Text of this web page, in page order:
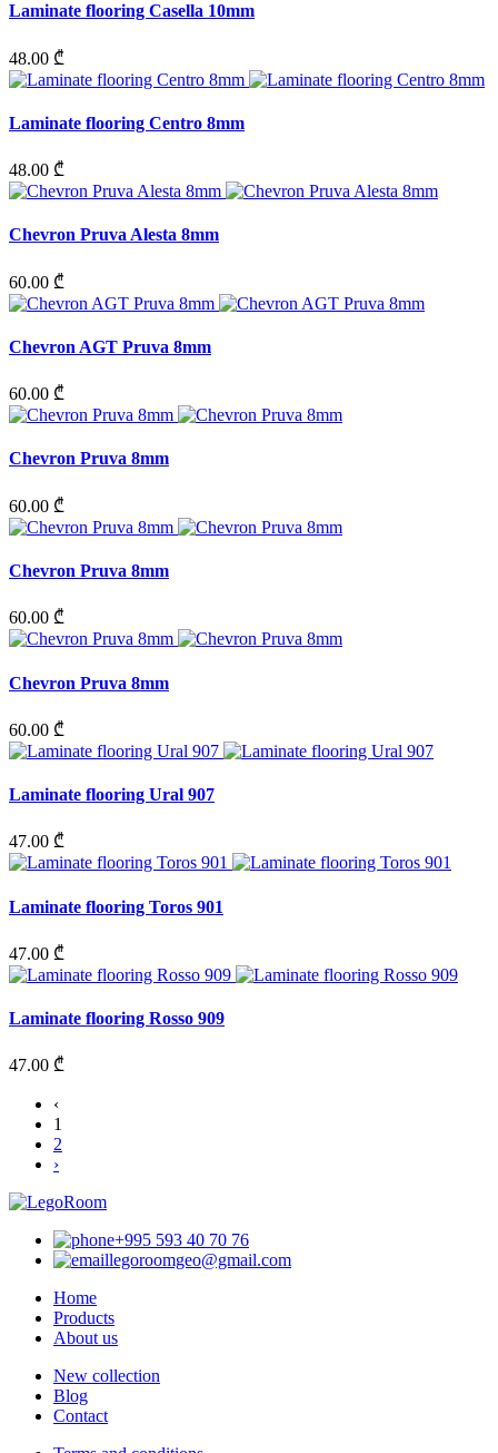
Laminate flooring Casella 10mm
48.00 ₾
Laminate flooring Centro 8mm
48.00 ₾
Chevron Pruva Alesta 8mm
60.00 ₾
Chevron AGT Pruva 8mm
60.00 ₾
Chevron Pruva 8mm
60.00 ₾
Chevron Pruva 8mm
60.00 ₾
Chevron Pruva 8mm
60.00 ₾
Laminate flooring Ural 907
47.00 ₾
Laminate flooring Toros 901
47.00 ₾
Laminate flooring Rosso 909
47.00 ₾
‹
1
2
›
+995 593 40 70 76
legoroomgeo@gmail.com
Home
Products
About us
New collection
Blog
Contact